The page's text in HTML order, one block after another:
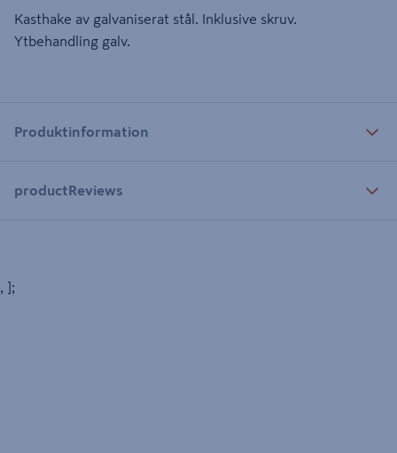
Kasthake av galvaniserat stål. Inklusive skruv.
Ytbehandling galv.
Produktinformation
productReviews
, ];